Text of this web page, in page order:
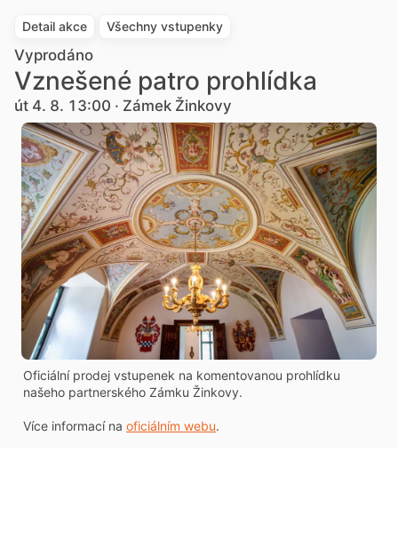
Detail akce Všechny vstupenky
Vyprodáno
Vznešené patro prohlídka
út 4. 8. 13:00 · Zámek Žinkovy
Oficiální prodej vstupenek na komentovanou prohlídku
našeho partnerského Zámku Žinkovy.
Více informací na oficiálním webu.